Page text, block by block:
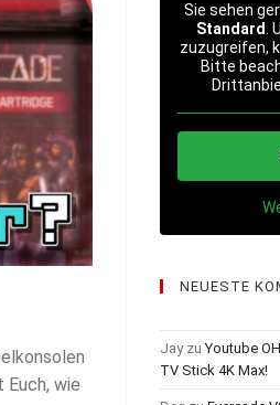
Euch, wie
Sie sehen
Standard .
zuzugreifen,
Bitte
NEUESTE
JayzuYoutube
TV Stick 4K Max!